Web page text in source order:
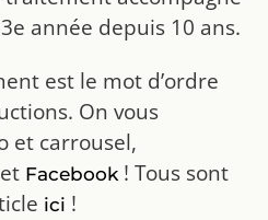
année depuis 10 ans.
est le mot d’ordre
On vous
et carrousel,
Facebook! Tous sont
ici !